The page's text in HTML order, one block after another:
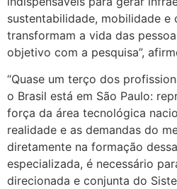
sustentabilidade, mobilidade e
transformam a vida das
objetivo com a pesquisa”,
“Quase um terço dos
o Brasil está em São Paulo:
força da área tecnológica
realidade e as demandas do
diretamente na formação
especializada, é necessário
direcionada e conjunta do